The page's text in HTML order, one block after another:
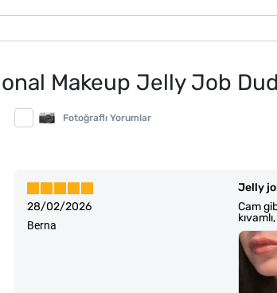
Makeup Jelly Job
Fotoğraflı Yorumlar
28/02/2026
Jelly
Cam
Berna